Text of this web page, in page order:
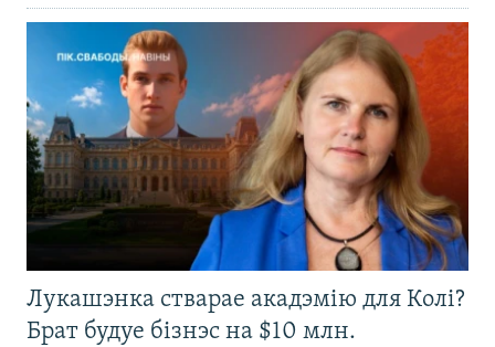
Лукашэнка стварае акадэмію для Колі?
Брат будуе бізнэс на $10 млн.